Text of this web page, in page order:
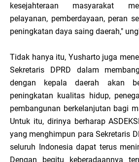
kesejahteraan masyarakat
pelayanan, pemberdayaan, peran
peningkatan daya saing daerah,"
Tidak hanya itu, Yusharto juga
Sekretaris DPRD dalam
dengan kepala daerah akan
peningkatan kualitas hidup,
pembangunan berkelanjutan bagi
Untuk itu, dirinya berharap
yang menghimpun para Sekretaris
seluruh Indonesia dapat terus
Dengan begitu keberadaannya